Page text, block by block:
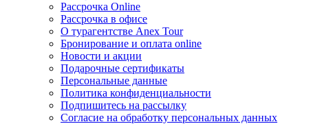
Рассрочка Online
Рассрочка в офисе
О турагентстве Anex Tour
Бронирование и оплата online
Новости и акции
Подарочные сертификаты
Персональные данные
Политика конфиденциальности
Подпишитесь на рассылку
Согласие на обработку персональных данных